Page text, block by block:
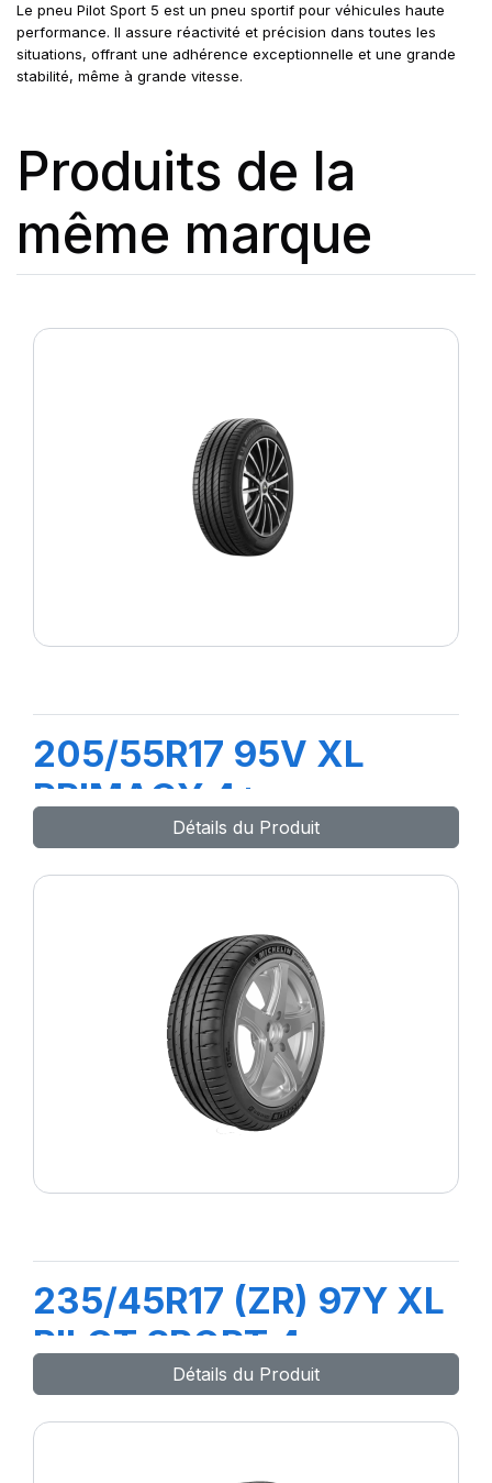
Le pneu Pilot Sport 5 est un pneu sportif pour véhicules haute
performance. Il assure réactivité et précision dans toutes les
situations, offrant une adhérence exceptionnelle et une grande
stabilité, même à grande vitesse.
Produits de la
même marque
205/55R17 95V XL
PRIMACY 4+
Détails du Produit
235/45R17 (ZR) 97Y XL
PILOT SPORT 4
Détails du Produit